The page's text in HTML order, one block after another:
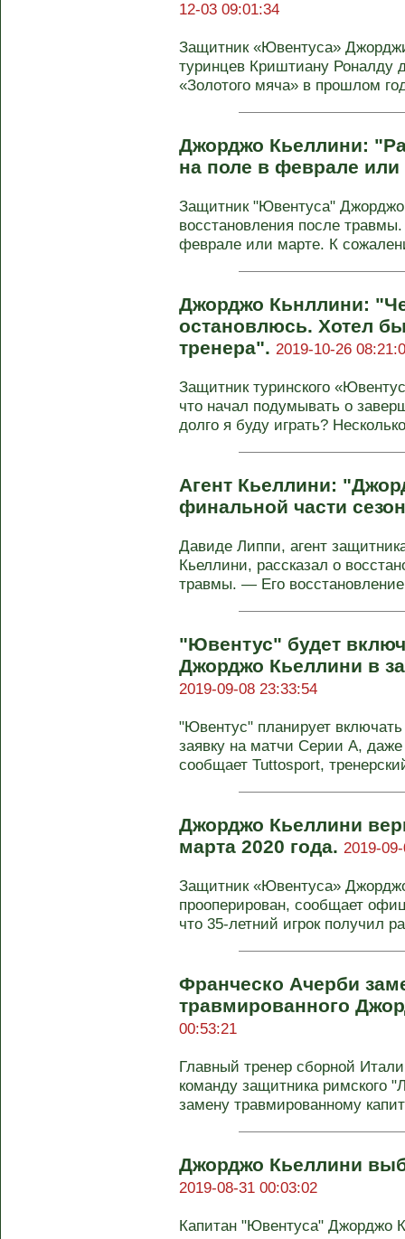
12-03 09:01:34
Защитник «Ювентуса»
туринцев Криштиану Роналду
«Золотого мяча» в прошлом
Джорджо Кьеллини:
на поле в феврале
Защитник "Ювентуса" Джорджо
восстановления после
феврале или марте. К
Джорджо Кьнллини:
остановлюсь. Хотел
тренера". 2019-10-26
Защитник туринского
что начал подумывать о
долго я буду играть?
Агент Кьеллини:
финальной части
Давиде Липпи, агент
Кьеллини, рассказал о
травмы. — Его
"Ювентус" будет
Джорджо Кьеллини в
2019-09-08 23:33:54
"Ювентус" планирует
заявку на матчи Серии А, даже
сообщает Tuttosport,
Джорджо Кьеллини
марта 2020 года. 2019-
Защитник «Ювентуса»
прооперирован, сообщает
что 35-летний игрок получил
Франческо Ачерби
травмированного
00:53:21
Главный тренер сборной
команду защитника римского
замену травмированному
Джорджо Кьеллини
2019-08-31 00:03:02
Капитан "Ювентуса" Джорджо